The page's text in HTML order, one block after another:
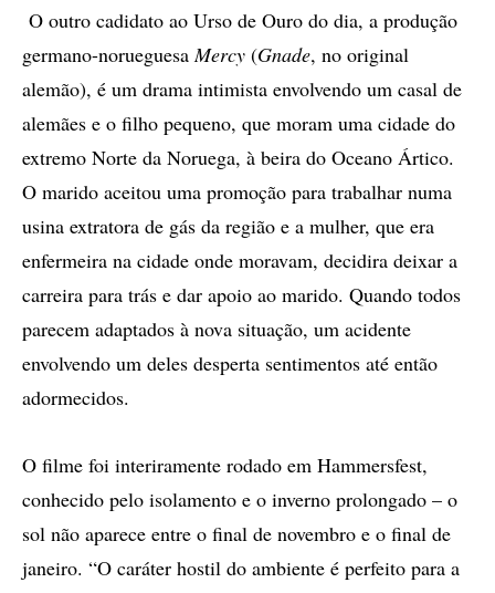
O outro cadidato ao Urso de Ouro do dia, a produção
germano-norueguesaMercy (Gnade, no original
alemão), é um drama intimista envolvendo um casal de
alemães e o filho pequeno, que moram uma cidade do
extremo Norte da Noruega, à beira do Oceano Ártico.
O marido aceitou uma promoção para trabalhar numa
usina extratora de gás da região e a mulher, que era
enfermeira na cidade onde moravam, decidira deixar a
carreira para trás e dar apoio ao marido. Quando todos
parecem adaptados à nova situação, um acidente
envolvendo um deles desperta sentimentos até então
adormecidos.
O filme foi interiramente rodado em Hammersfest,
conhecido pelo isolamento e o inverno prolongado – o
sol não aparece entre o final de novembro e o final de
janeiro. “O caráter hostil do ambiente é perfeito para a